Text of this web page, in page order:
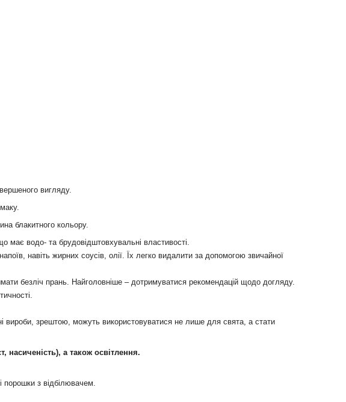
вигляду.
блакитного кольору.
має водо- та брудовідштовхувальні властивості.
навіть жирних соусів, олії. Їх легко видалити за допомогою звичайної
безліч прань. Найголовніше – дотримуватися рекомендацій щодо догляду.
вироби, зрештою, можуть використовуватися не лише для свята, а стати
насиченість), а також освітлення.
порошки з відбілювачем.